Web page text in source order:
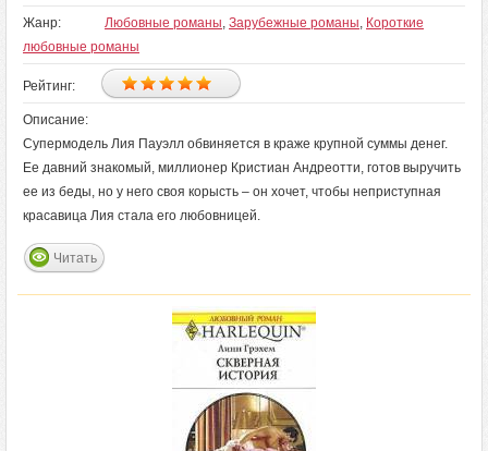
Жанр: Любовные романы, Зарубежные романы, Короткие
любовные романы
Рейтинг:
Описание:
Супермодель Лия Пауэлл обвиняется в краже крупной суммы денег.
Ее давний знакомый, миллионер Кристиан Андреотти, готов выручить
ее из беды, но у него своя корысть – он хочет, чтобы неприступная
красавица Лия стала его любовницей.
Читать